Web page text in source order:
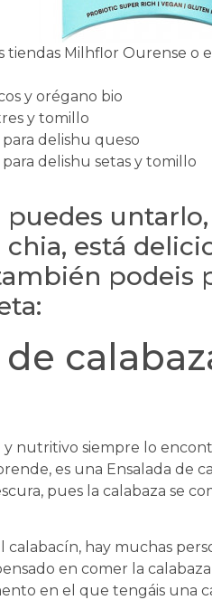
tiendas Milhflor Ourense o
y orégano bio
y tomillo
puedes
está
podeis
nutritivo siempre lo
es una Ensalada de
pues la calabaza se
calabacín, hay muchas
en comer la
en el que tengáis una